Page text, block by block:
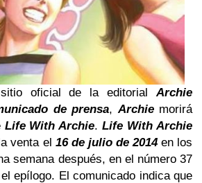
sitio oficial de la editorialArchie
de prensa,Archiemorirá
Life With Archie.Life With Archie
venta el 16 de julio de 2014en los
semana después, en el número 37
epílogo. El comunicado indica que